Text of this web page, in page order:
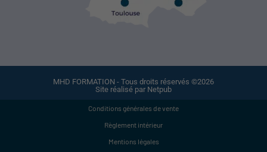
MHD FORMATION - Tous droits réservés ©2026
Site réalisé par Netpub
Conditions générales de vente
Règlement intérieur
Mentions légales